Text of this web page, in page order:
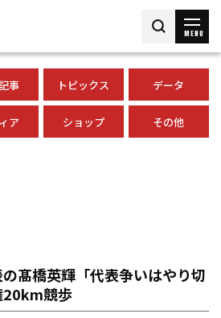
MENU
事 トピックス データ
ア ショップ その他
髙橋英輝「代表争いはやり切
20km競歩